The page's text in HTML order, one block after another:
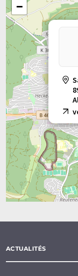
−
ACTUALITÉS